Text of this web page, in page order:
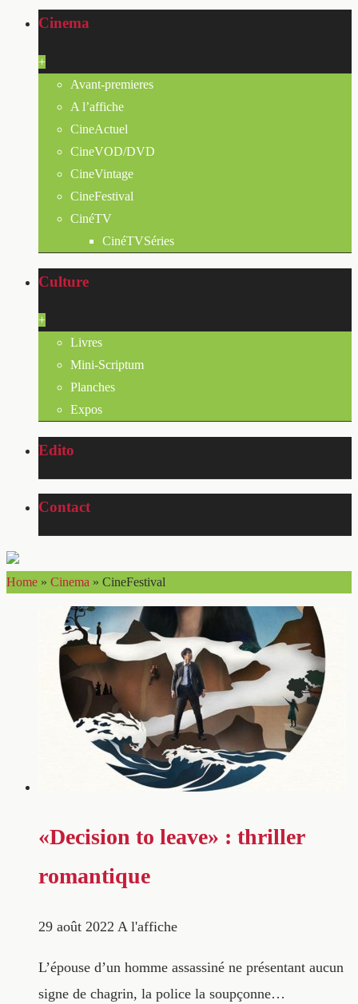
Cinema
+
Avant-premieres
A l’affiche
CineActuel
CineVOD/DVD
CineVintage
CineFestival
CinéTV
CinéTVSéries
Culture
+
Livres
Mini-Scriptum
Planches
Expos
Edito
Contact
Home » Cinema » CineFestival
«Decision to leave» : thriller
romantique
29 août 2022 A l'affiche
L’épouse d’un homme assassiné ne présentant aucun
signe de chagrin, la police la soupçonne…